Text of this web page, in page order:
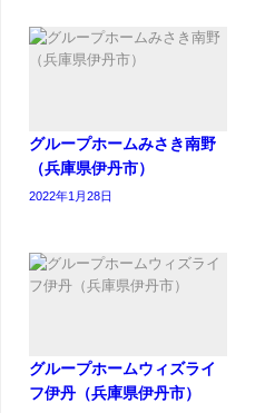
グループホームみさき南野
（兵庫県伊丹市）
2022年1月28日
グループホームウィズライ
フ伊丹（兵庫県伊丹市）